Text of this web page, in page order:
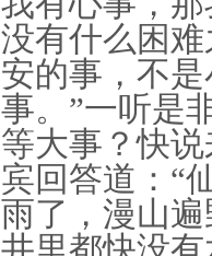
没有什么困
安的事，不
事。”一听是
等大事？快
宾回答道：“
雨了，漫山